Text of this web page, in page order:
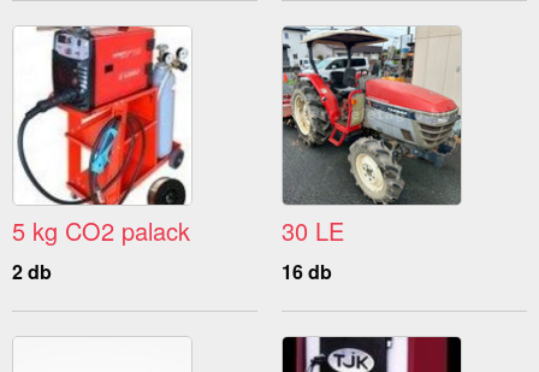
5 kg CO2 palack
2 db
30 LE
16 db